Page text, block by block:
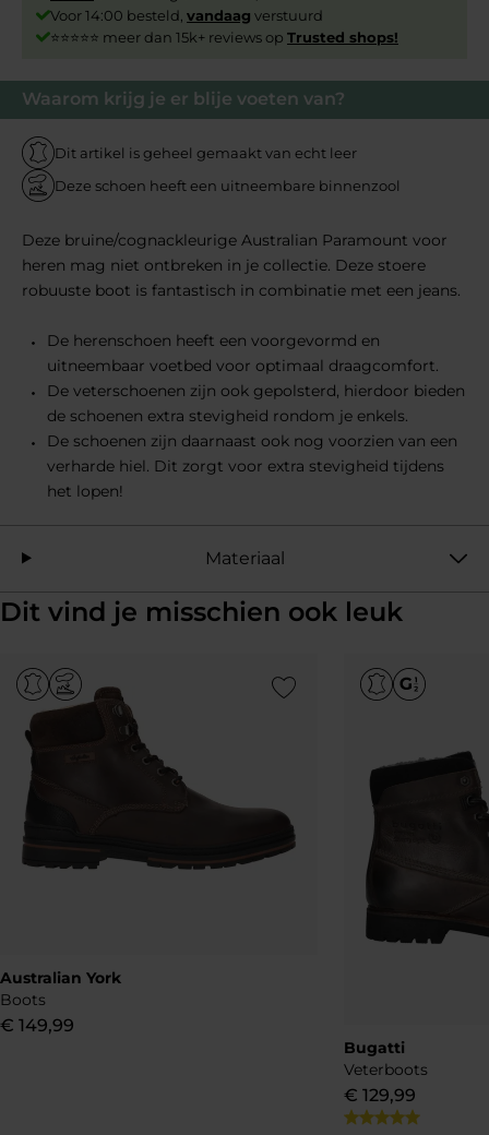
Waarom krijg je er blije voeten van?
Dit artikel is geheel gemaakt van echt leer
Deze schoen heeft een uitneembare binnenzool
Deze bruine/cognackleurige Australian Paramount voor
heren mag niet ontbreken in je collectie. Deze stoere
robuuste boot is fantastisch in combinatie met een jeans.
De herenschoen heeft een voorgevormd en
uitneembaar voetbed voor optimaal draagcomfort.
De veterschoenen zijn ook gepolsterd, hierdoor bieden
de schoenen extra stevigheid rondom je enkels.
De schoenen zijn daarnaast ook nog voorzien van een
verharde hiel. Dit zorgt voor extra stevigheid tijdens
het lopen!
Materiaal
Voor 14:00 besteld, vandaag verstuurd
⭐⭐⭐⭐⭐ meer dan 15k+ reviews op Trusted shops!
Dit vind je misschien ook leuk
Add to Wishlist
Australian York
Boots
€ 149,99
Bugatti
Veterboots
€ 129,99